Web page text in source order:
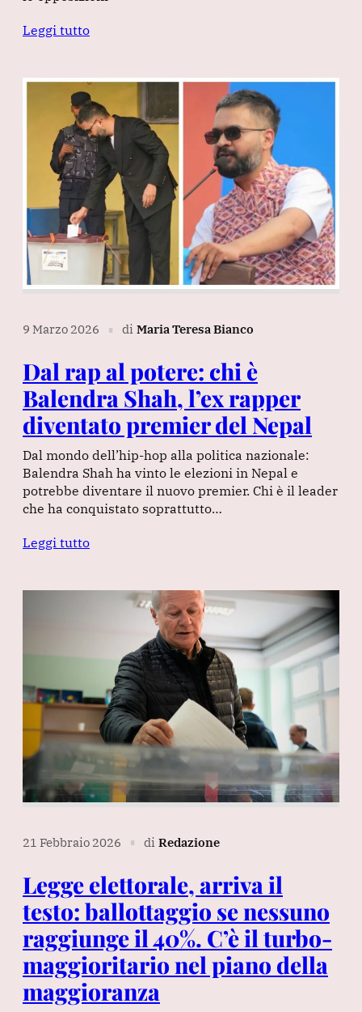
Leggi tutto
9 Marzo 2026 ∎ di Maria Teresa Bianco
Dal rap al potere: chi è
Balendra Shah, l’ex rapper
diventato premier del Nepal
Dal mondo dell’hip-hop alla politica nazionale:
Balendra Shah ha vinto le elezioni in Nepal e
potrebbe diventare il nuovo premier. Chi è il leader
che ha conquistato soprattutto…
Leggi tutto
21 Febbraio 2026 ∎ di Redazione
Legge elettorale, arriva il
testo: ballottaggio se nessuno
raggiunge il 40%. C’è il turbo-
maggioritario nel piano della
maggioranza